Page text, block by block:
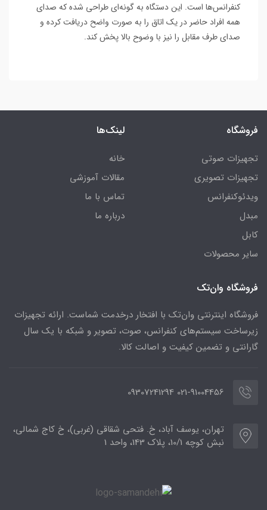
کنفرانس‌ها است. این دستگاه به گونه‌ای طراحی شده که صدای
همه افراد حاضر در یک اتاق را به صورت واضح دریافت کرده و
صدای طرف مقابل را نیز با وضوح بالا پخش کند.
فروشگاه
تجهیزات صوتی
تجهیزات تصویری
ویدئوکنفرانس
مبدل
کابل
سایر محصولات
لینک‌ها
خانه
مقالات آموزشی
تماس با ما
درباره ما
فروشگاه وان‌تک
فروشگاه اینترنتی وان‌تک با افتخار درخدمت شماست. ارائه تجهیزات
زیرساخت سیستم‌های کنفرانس، صوت، تصویر و شبکه با یک سال
گارانتی و تضمین کیفیت و اصالت کالا.
021-91004456 09307241294
تهران، یوسف آباد، خ. فتحی شقاقی (غربی)، خ کاج شمالی،
نبش کوچه 10/1، پلاک 143، واحد 1